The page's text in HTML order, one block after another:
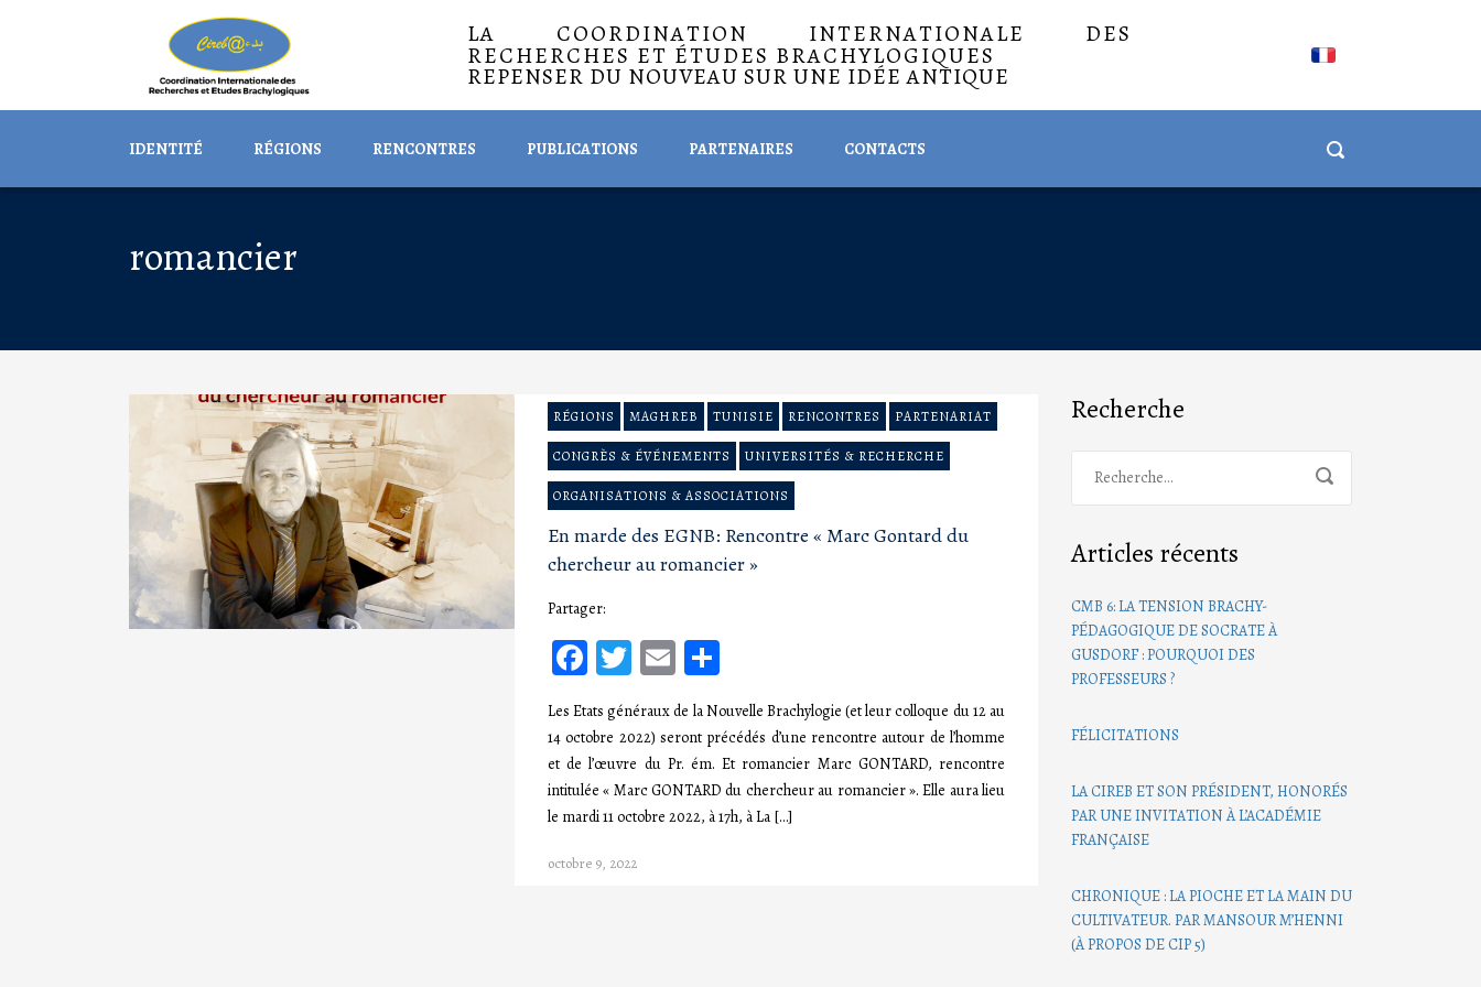
LA COORDINATION INTERNATIONALE DES
RECHERCHES ET ÉTUDES BRACHYLOGIQUES
REPENSER DU NOUVEAU SUR UNE IDÉE ANTIQUE
IDENTITÉ RÉGIONS RENCONTRES PUBLICATIONS PARTENAIRES CONTACTS
romancier
RÉGIONS MAGHREB TUNISIE RENCONTRES PARTENARIAT
CONGRÈS & ÉVÉNEMENTS UNIVERSITÉS & RECHERCHE
ORGANISATIONS & ASSOCIATIONS
En marde des EGNB: Rencontre « Marc Gontard du
chercheur au romancier »
Partager:
Facebook
Twitter
Email
Les Etats généraux de la Nouvelle Brachylogie (et leur colloque du 12 au
14 octobre 2022) seront précédés d’une rencontre autour de l’homme
et de l’œuvre du Pr. ém. Et romancier Marc GONTARD, rencontre
intitulée « Marc GONTARD du chercheur au romancier ». Elle aura lieu
le mardi 11 octobre 2022, à 17h, à La […]
octobre 9, 2022
Recherche
Articles récents
CMB 6: LA TENSION BRACHY-
PÉDAGOGIQUE DE SOCRATE À
GUSDORF : POURQUOI DES
PROFESSEURS ?
FÉLICITATIONS
LA CIREB ET SON PRÉSIDENT, HONORÉS
PAR UNE INVITATION À L’ACADÉMIE
FRANÇAISE
CHRONIQUE : LA PIOCHE ET LA MAIN DU
CULTIVATEUR. PAR MANSOUR M’HENNI
(À PROPOS DE CIP 5)